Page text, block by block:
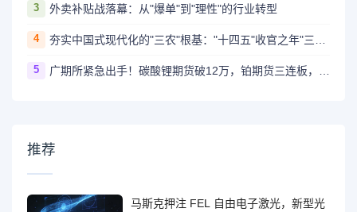
3 外卖补贴战落幕：从"爆单"到"理性"的行业转型
4
5
推荐
马斯克押注 FEL 自由电子激光，新型光